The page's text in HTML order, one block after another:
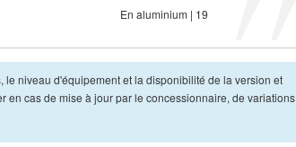
En aluminium | 19
niveau d'équipement et la disponibilité de la version et
cas de mise à jour par le concessionnaire, de variations